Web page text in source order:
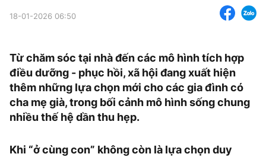
18-01-2026 06:50
Từ chăm sóc tại nhà đến các mô hình tích hợp
điều dưỡng - phục hồi, xã hội đang xuất hiện
thêm những lựa chọn mới cho các gia đình có
cha mẹ già, trong bối cảnh mô hình sống chung
nhiều thế hệ dần thu hẹp.
Khi “ở cùng con” không còn là lựa chọn duy